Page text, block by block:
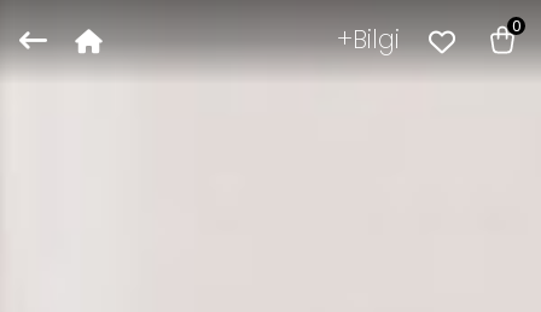
Bilgi 0